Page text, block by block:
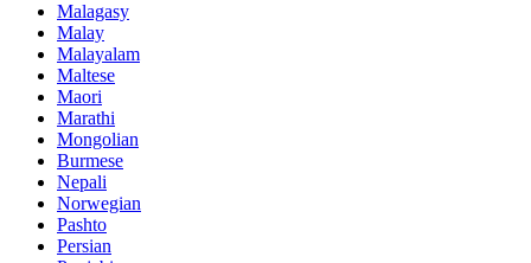
Malagasy
Malay
Malayalam
Maltese
Maori
Marathi
Mongolian
Burmese
Nepali
Norwegian
Pashto
Persian